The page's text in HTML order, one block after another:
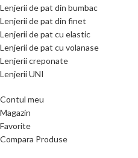
Lenjerii de pat din bumbac
Lenjerii de pat din finet
Lenjerii de pat cu elastic
Lenjerii de pat cu volanase
Lenjerii creponate
Lenjerii UNI
Contul meu
Magazin
Favorite
Compara Produse